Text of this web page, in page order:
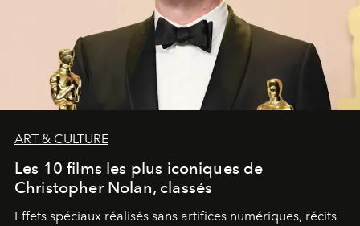
ART & CULTURE
Les 10 films les plus iconiques de
Christopher Nolan, classés
Effets spéciaux réalisés sans artifices numériques, récits